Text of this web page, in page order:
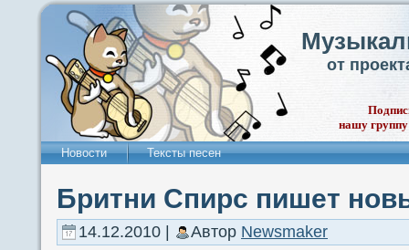
от
нашу
Новости Тексты песен
Бритни Спирс пишет
14.12.2010 | Автор Newsmaker